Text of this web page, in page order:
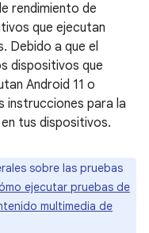
rendimiento de
que ejecutan
Debido a que el
dispositivos que
Android 11 o
instrucciones para la
tus dispositivos.
sobre las pruebas
ejecutar pruebas de
multimedia de